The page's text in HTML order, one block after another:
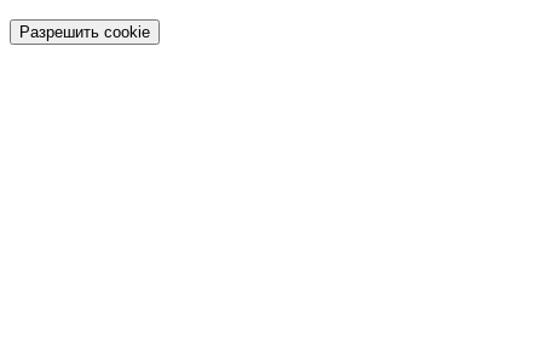
Разрешить cookie